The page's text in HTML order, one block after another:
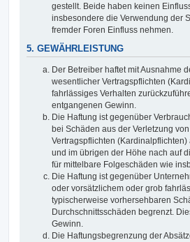
gestellt. Beide haben keinen
insbesondere die Verwendung der
fremder Foren Einfluss nehmen.
5. GEWÄHRLEISTUNG
Der Betreiber haftet mit Ausnahme
wesentlicher Vertragspflichten
fahrlässiges Verhalten
entgangenen Gewinn.
Die Haftung ist gegenüber
bei Schäden aus der Verletzung
Vertragspflichten
und im übrigen der Höhe nach auf
für mittelbare Folgeschäden wie
Die Haftung ist gegenüber
oder vorsätzlichem oder grob
typischerweise vorhersehbaren
Durchschnittsschäden begrenzt.
Gewinn.
Die Haftungsbegrenzung der